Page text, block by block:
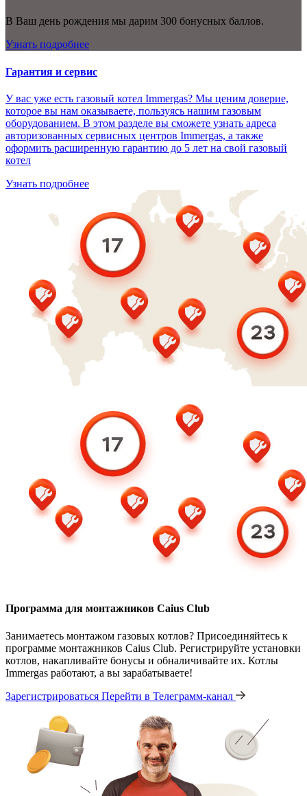
В Ваш день рождения мы дарим 300 бонусных баллов.
Узнать подробнее
Гарантия и сервис
У вас уже есть газовый котел Immergas? Мы ценим доверие,
которое вы нам оказываете, пользуясь нашим газовым
оборудованием. В этом разделе вы сможете узнать адреса
авторизованных сервисных центров Immergas, а также
оформить расширенную гарантию до 5 лет на свой газовый
котел
Узнать подробнее
Программа для монтажников Caius Club
Занимаетесь монтажом газовых котлов? Присоединяйтесь к
программе монтажников Caius Club. Регистрируйте установки
котлов, накапливайте бонусы и обналичивайте их. Котлы
Immergas работают, а вы зарабатываете!
Зарегистрироваться Перейти в Телеграмм-канал